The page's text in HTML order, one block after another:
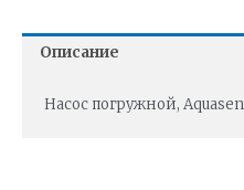
Описание
Насос погружной,